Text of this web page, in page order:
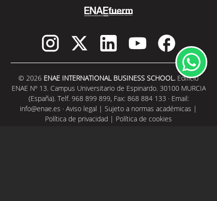
© 2026 ENAE INTERNATIONAL BUSINESS SCHOOL. Edificio
ENAE Nº 13. Campus Universitario de Espinardo. 30100 MURCIA
(España). Telf. 968 899 899, Fax: 868 884 133 · Email:
info@enae.es · Aviso legal | Sujeto a normas académicas |
Política de privacidad | Política de cookies